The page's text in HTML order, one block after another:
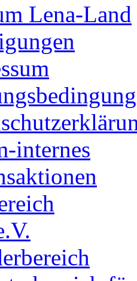
Lena-Land
internes